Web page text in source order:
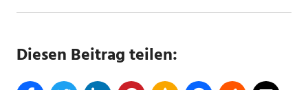
Diesen Beitrag teilen: